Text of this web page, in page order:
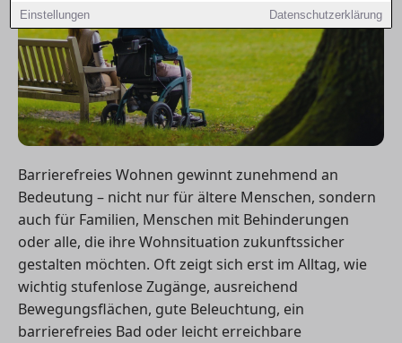
Einstellungen Datenschutzerklärung
Barrierefreies Wohnen gewinnt zunehmend an
Bedeutung – nicht nur für ältere Menschen, sondern
auch für Familien, Menschen mit Behinderungen
oder alle, die ihre Wohnsituation zukunftssicher
gestalten möchten. Oft zeigt sich erst im Alltag, wie
wichtig stufenlose Zugänge, ausreichend
Bewegungsflächen, gute Beleuchtung, ein
barrierefreies Bad oder leicht erreichbare